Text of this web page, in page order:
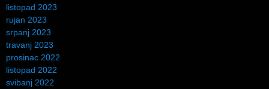
listopad 2023
rujan 2023
srpanj 2023
travanj 2023
prosinac 2022
listopad 2022
svibanj 2022